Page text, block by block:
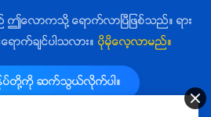
ေလာကသို႔ ေရာက္လာၿပီျဖစ္သည္။ ရား
ာက္ခ်င္ပါသလား။ ပိုမိုေလ့လာမည္။
န္ုပ္တို႔ကို ဆက္သြယ္လိုက္ပါ။